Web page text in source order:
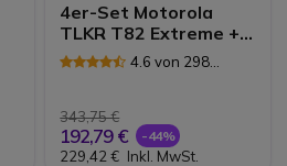
4er-Set Motorola
TLKR T82 Extreme + 4
Lautsprecher-
Mikrofone
4.6 von 298
343,75 €
192,79 € -44%
229,42 € Inkl. MwSt.